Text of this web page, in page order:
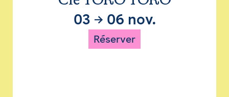
03 → 06 nov.
Réserver